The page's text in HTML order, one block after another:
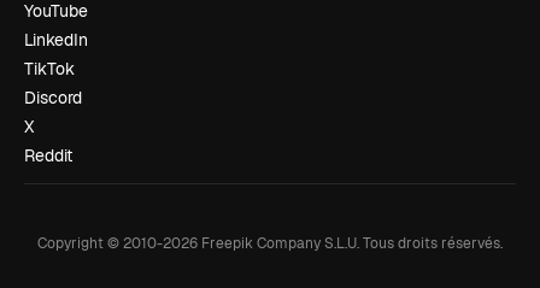
YouTube
LinkedIn
TikTok
Discord
X
Reddit
Copyright © 2010-2026 Freepik Company S.L.U.Tous droits réservés.